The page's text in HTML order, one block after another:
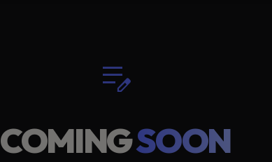
edit_note
COMINGSOON